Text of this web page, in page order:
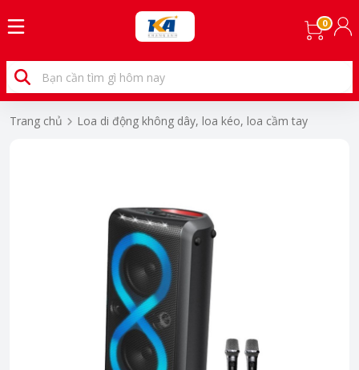
0
Trang chủ Loa di động không dây, loa kéo, loa cầm tay